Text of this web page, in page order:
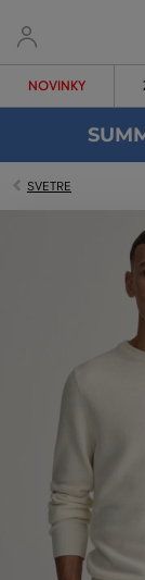
NOVINKY
SVETRE